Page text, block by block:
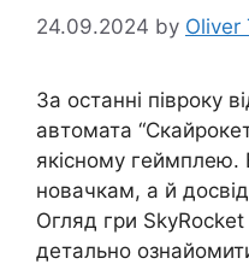
24.09.2024 by Oliver
За останні півроку
автомата
якісному геймплею.
новачкам, а й
Огляд гри
детально